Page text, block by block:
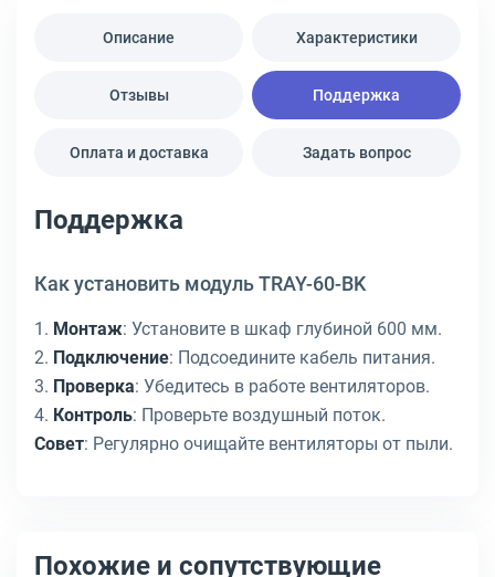
Описание Характеристики
Отзывы Поддержка
Оплата и доставка Задать вопрос
Поддержка
Как установить модуль TRAY-60-BK
1. Монтаж: Установите в шкаф глубиной 600 мм.
2. Подключение: Подсоедините кабель питания.
3. Проверка: Убедитесь в работе вентиляторов.
4. Контроль: Проверьте воздушный поток.
Совет: Регулярно очищайте вентиляторы от пыли.
Похожие и сопутствующие